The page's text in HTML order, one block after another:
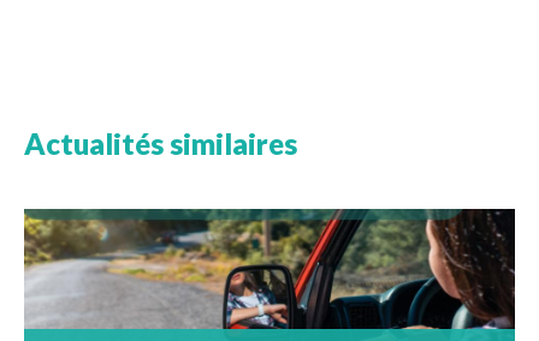
Actualités similaires